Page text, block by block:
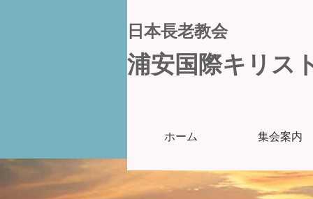
日本長老教会
浦安国際キリス
ホーム 集会案内